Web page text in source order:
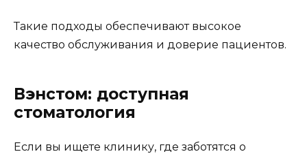
Такие подходы обеспечивают высокое
качество обслуживания и доверие пациентов.
Вэнстом: доступная
стоматология
Если вы ищете клинику, где заботятся о